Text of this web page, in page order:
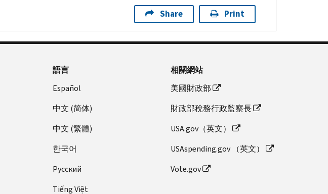
Share Print
語言
Español
中文 (简体)
中文 (繁體)
한국어
Pусский
Tiếng Việt
相關網站
美國財政部
財政部稅務行政監察長
USA.gov（英文）
USAspending.gov （英文）
Vote.gov